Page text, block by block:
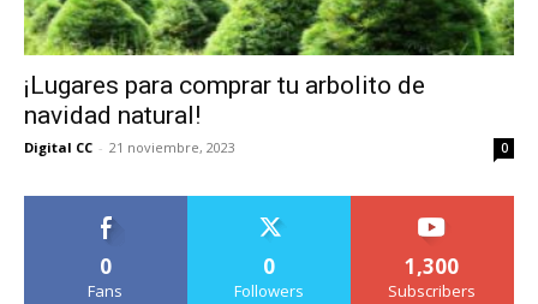
¡Lugares para comprar tu arbolito de
navidad natural!
Digital CC - 21 noviembre, 2023 0
0
Fans
0
Followers
1,300
Subscribers